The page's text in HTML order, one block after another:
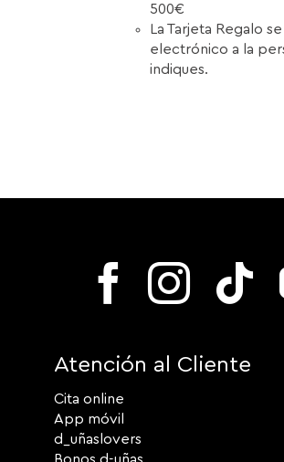
500€
La Tarjeta Regalo
electrónico a la
indiques.
Atención al Cliente
Cita online
App móvil
d_uñaslovers